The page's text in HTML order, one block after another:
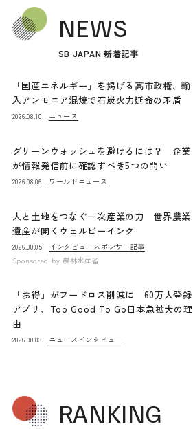
NEWS
SB JAPAN 新着記事
「国産エネルギー」を掲げる高市政権、輸
入アンモニア混焼で石炭火力延命の矛盾
2026.08.10 ニュース
グリーンウォッシュを避けるには？ 企業
が情報発信前に確認すべき5つの問い
2026.08.06 ワールドニュース
人と土地をつなぐ一次産業の力 世界農業
遺産が開くウェルビーイング
2026.08.05 インタビュー スポンサー記事
Sponsored by 農林水産省
「お得」がフードロス削減に 60万人登録
アプリ、Too Good To Go日本急拡大の理
由
2026.08.03 ニュース インタビュー
RANKING